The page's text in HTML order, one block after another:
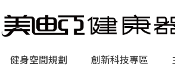
健身空間規劃 創新科技專區